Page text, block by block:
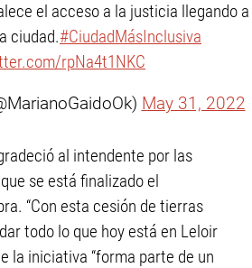
el acceso a la justicia llegando a
ciudad.#CiudadMásInclusiva
rpNa4t1NKC
May 31, 2022
al intendente por las
se está finalizado el
“Con esta cesión de tierras
todo lo que hoy está en Leloir
la iniciativa “forma parte de un